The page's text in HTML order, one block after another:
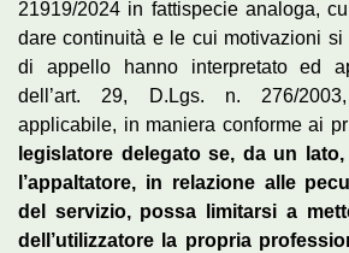
21919/2024 in fattispecie analoga,
dare continuità e le cui motivazioni
di appello hanno interpretato ed
dell’art. 29, D.Lgs. n. 276/
applicabile, in maniera conforme ai
legislatore delegato se, da un
l’appaltatore, in relazione alle
del servizio, possa limitarsi a
dell’utilizzatore la propria